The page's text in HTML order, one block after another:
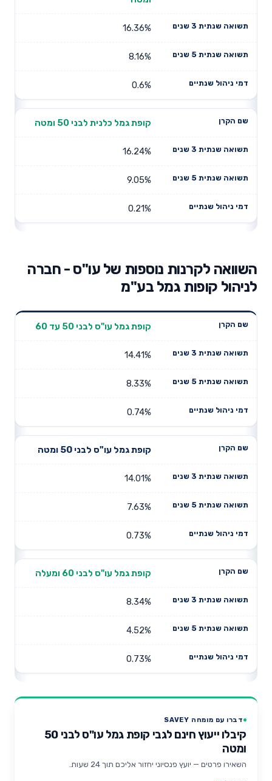
16.36%
8.16%
0.6%
קופת גמל כלנית לבני 50 ומטה
16.24%
9.05%
0.21%
השוואה לקרנות נוספות של עו"ס - חברה
לניהול קופות גמל בע"מ
שנים
תשואה
דמי ניהול
קופת גמל עו"ס לבני 50 עד 60
14.41%
8.33%
0.74%
קופת גמל עו"ס לבני 50 ומטה
14.01%
7.63%
0.73%
קופת גמל עו"ס לבני 60 ומעלה
8.34%
4.52%
0.73%
דברו עם מומחה SAVEY
קיבלו ייעוץ חינם לגבי קופת גמל עו"ס לבני 50
ומטה
השאירו פרטים — יועץ פנסיוני יחזור אליכם תוך 24 שעות.